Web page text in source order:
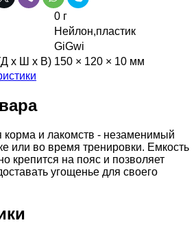
0 г
Нейлон,пластик
GiGwi
х Ш х В) 150 × 120 × 10 мм
корма и лакомств - незаменимый
или во время тренировки. Емкость
крепится на пояс и позволяет
угощенье для своего